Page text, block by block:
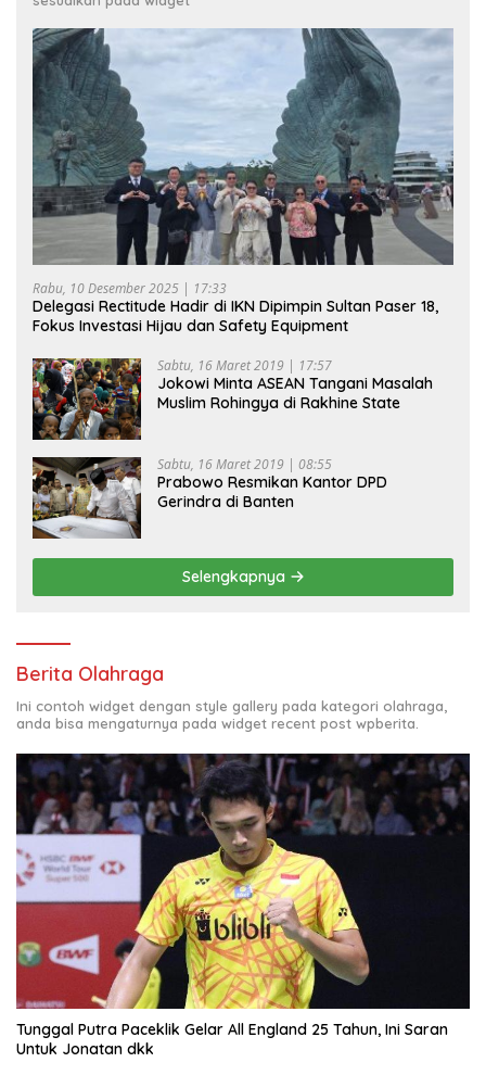
Rabu, 10 Desember 2025 | 17:33
Delegasi Rectitude Hadir di IKN Dipimpin Sultan Paser 18,
Fokus Investasi Hijau dan Safety Equipment
Sabtu, 16 Maret 2019 | 17:57
Jokowi Minta ASEAN Tangani Masalah
Muslim Rohingya di Rakhine State
Sabtu, 16 Maret 2019 | 08:55
Prabowo Resmikan Kantor DPD
Gerindra di Banten
Selengkapnya
Berita Olahraga
Ini contoh widget dengan style gallery pada kategori olahraga,
anda bisa mengaturnya pada widget recent post wpberita.
Tunggal Putra Paceklik Gelar All England 25 Tahun, Ini Saran
Untuk Jonatan dkk